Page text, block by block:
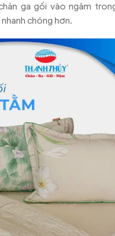
ga gối vào ngâm
chóng hơn.